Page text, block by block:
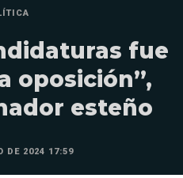
fue
oposición”,
esteño
DE 2024 17:59